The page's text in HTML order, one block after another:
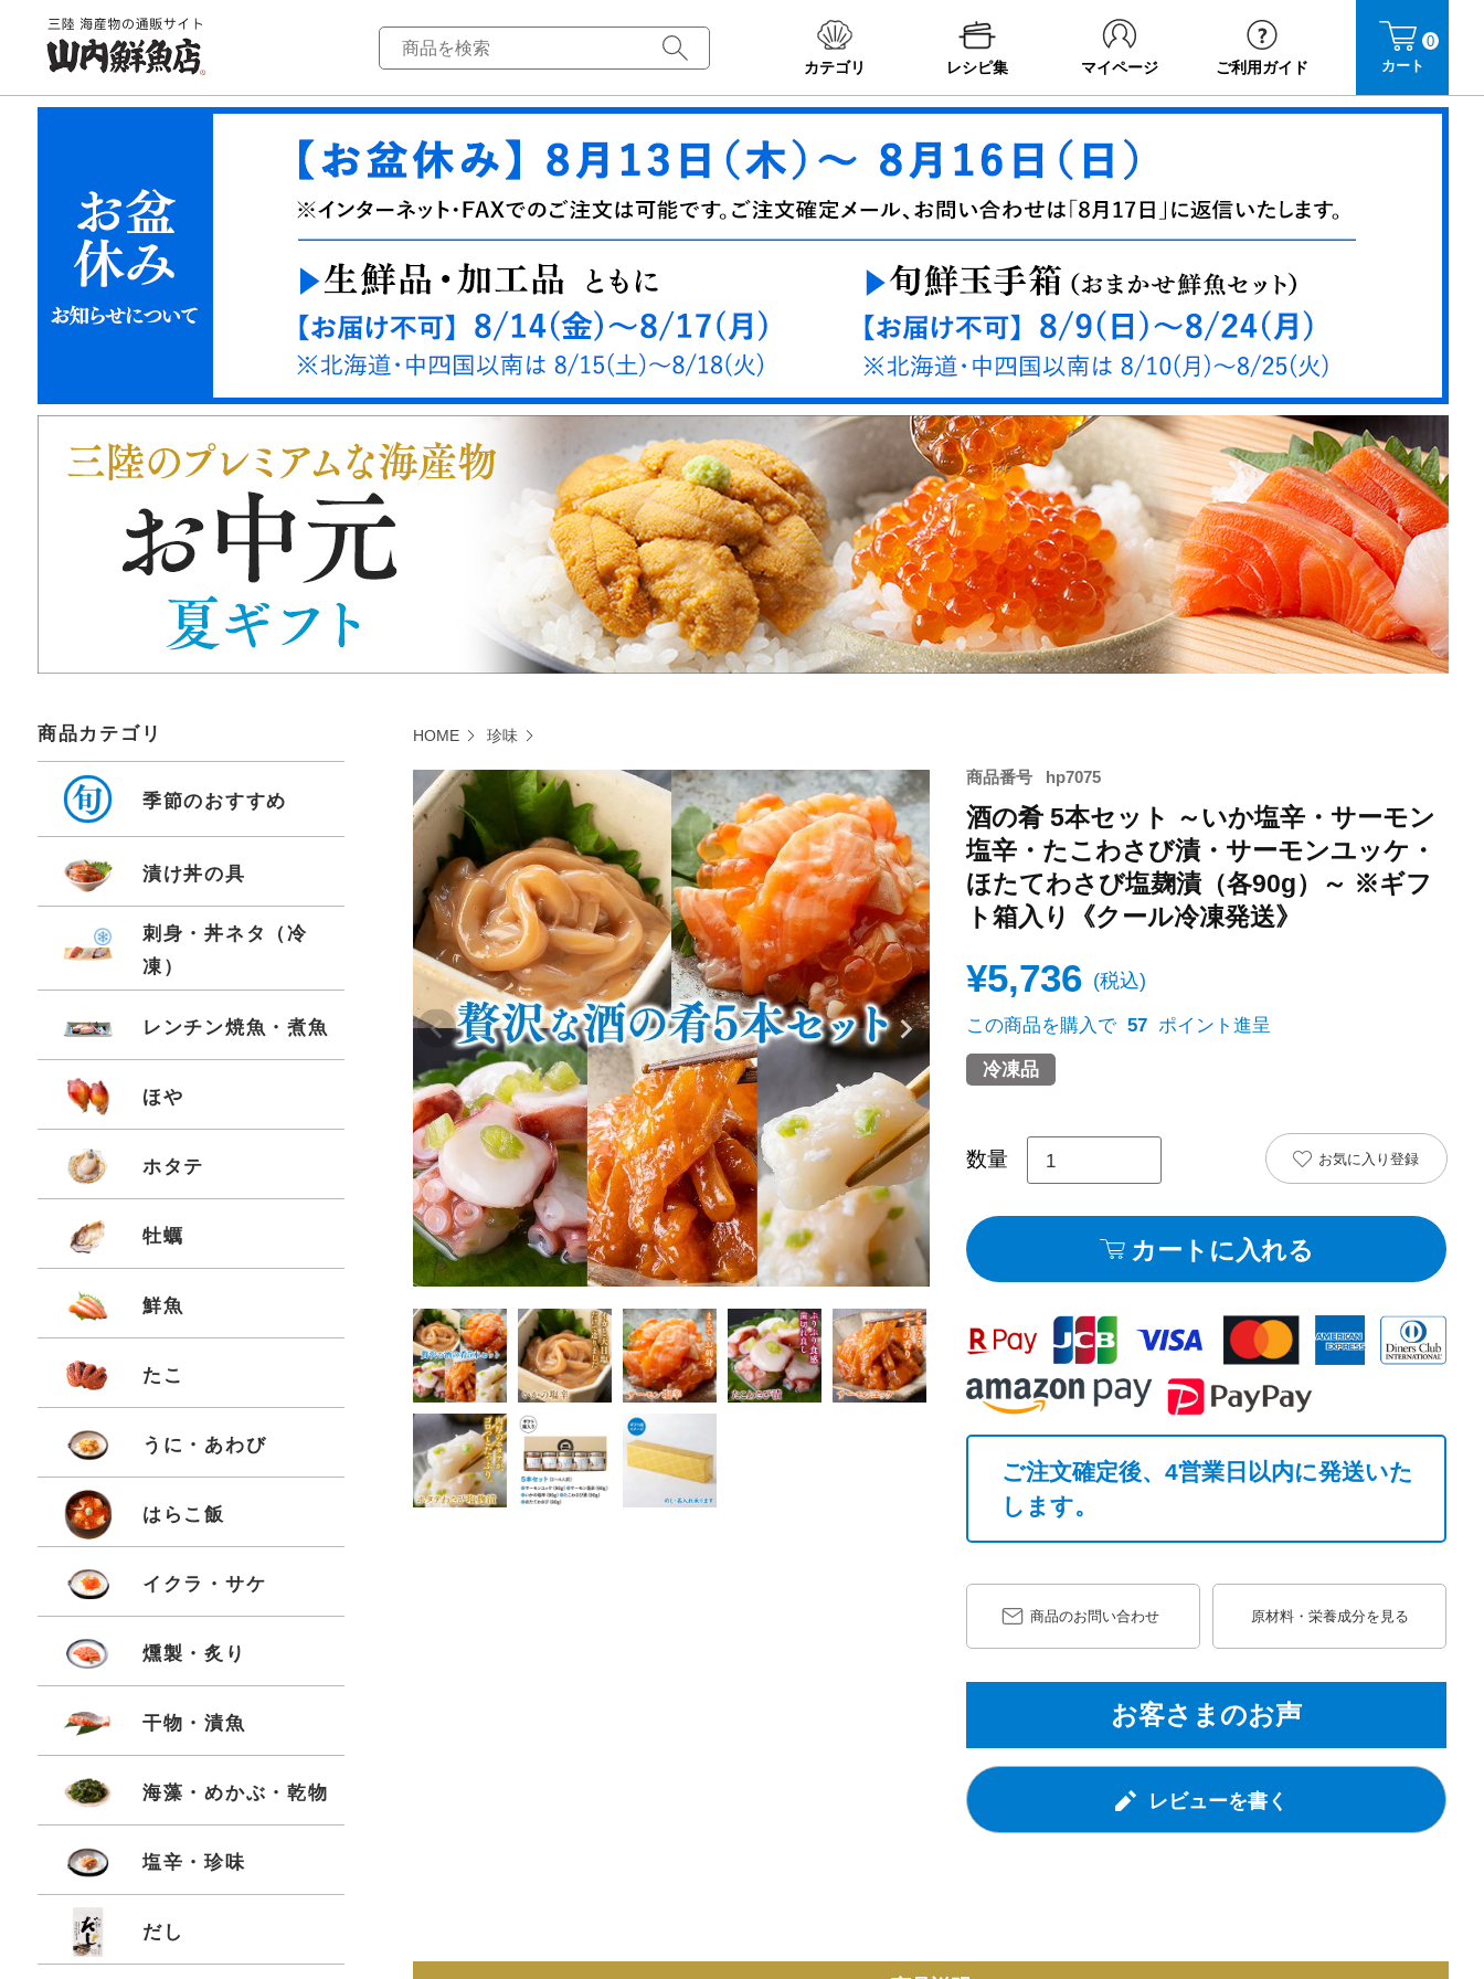
カテゴリ レシピ集 マイページ ご利用ガイド カート
0
HOME 珍味
Previous Next
商品番号 hp7075
酒の肴 5本セット ～いか塩辛・サーモン
塩辛・たこわさび漬・サーモンユッケ・
ほたてわさび塩麹漬（各90g）～ ※ギフ
ト箱入り《クール冷凍発送》
¥5,736 税込
この商品を購入で 57 ポイント進呈
冷凍品
お気に入り登録
カートに入れる
ご注文確定後、4営業日以内に発送いた
します。
商品のお問い合わせ 原材料・栄養成分を見る
お客さまのお声
レビューを書く
商品カテゴリ
季節のおすすめ
漬け丼の具
刺身・丼ネタ（冷
凍）
レンチン焼魚・煮魚
ほや
ホタテ
牡蠣
鮮魚
たこ
うに・あわび
はらこ飯
イクラ・サケ
燻製・炙り
干物・漬魚
海藻・めかぶ・乾物
塩辛・珍味
だし